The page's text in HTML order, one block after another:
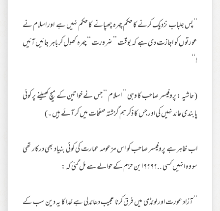
’’ پس جلباب نزدیک کرنے کا حکم چہرہ چھپانے کا حکم نہیں ہے اور اسلام نے
عورتوں کو اجازت دی ہے کہ بوقت ’’ ضرورت ‘‘ چہرہ کھول کر باہر جائیں آئیں
!‘‘
( حاشیہ : پروفیسر صاحب کا وہی ’’ اسلام ‘‘ جس نے خواتین کے میچ کھیلنے پر کوئی
پابندی عائد نہیں کی اور جس کا ذکر ہم گزشتہ صفحات میں کر آئے ہیں ۔)
اب ظاہر ہے پروفیسر صاحب کو اس مزعومہ عمارت کی کوئی بنیاد بھی درکار تھی
سو وہ انہیں کسی ..‎‎؟؟؟؟ ابن حزم کے حوالے سے مل گئی کہ :
’’ آزاد عورت اور لونڈی میں فرق کرنا عجیب دھاندلی ہے خدا کا یہ دین سب کے